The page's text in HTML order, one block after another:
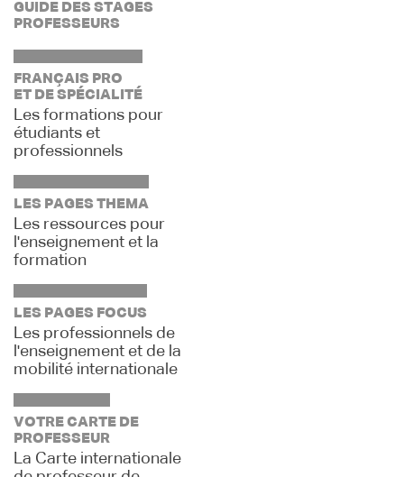
GUIDE DES STAGES
PROFESSEURS
FRANÇAIS PRO
ET DE SPÉCIALITÉ
Les formations pour
étudiants et
professionnels
LES PAGES THEMA
Les ressources pour
l'enseignement et la
formation
LES PAGES FOCUS
Les professionnels de
l'enseignement et de la
mobilité internationale
VOTRE CARTE DE
PROFESSEUR
La Carte internationale